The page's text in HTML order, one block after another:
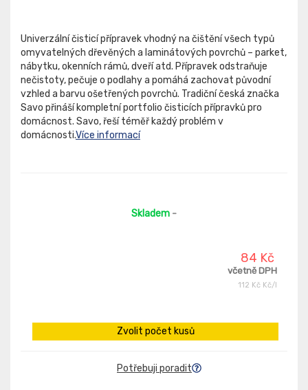
Univerzální čisticí přípravek vhodný na čištění všech typů
omyvatelných dřevěných a laminátových povrchů – parket,
nábytku, okenních rámů, dveří atd. Přípravek odstraňuje
nečistoty, pečuje o podlahy a pomáhá zachovat původní
vzhled a barvu ošetřených povrchů. Tradiční česká značka
Savo přináší kompletní portfolio čisticích přípravků pro
domácnost. Savo, řeší téměř každý problém v
domácnosti.Více informací
Skladem -
84 Kč
včetně DPH
112 Kč Kč/l
Zvolit počet kusů
Potřebuji poradit